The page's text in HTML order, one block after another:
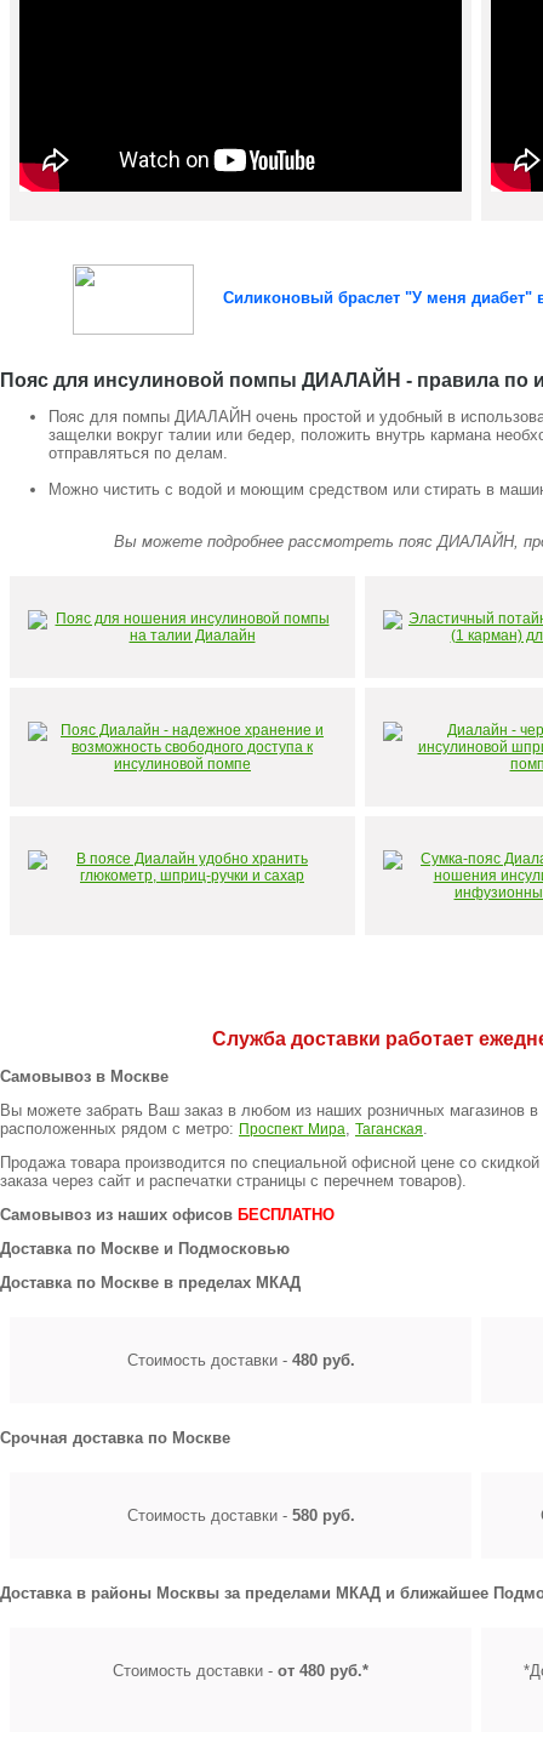
Силиконовый браслет "У меня диабет"
Пояс для инсулиновой помпы ДИАЛАЙН - правила по
Пояс для помпы ДИАЛАЙН очень простой и удобный в
защелки вокруг талии или бедер, положить внутрь кармана
отправляться по делам.
Можно чистить с водой и моющим средством или стирать в
Вы можете подробнее рассмотреть пояс ДИАЛАЙН,
Служба доставки работает
Самовывоз в Москве
Вы можете забрать Ваш заказ в любом из наших розничных магазинов в
расположенных рядом с метро: Проспект Мира Таганская
Продажа товара производится по специальной офисной цене со скидкой
заказа через сайт и распечатки страницы с перечнем товаров).
Самовывоз из наших офисов БЕСПЛАТНО
Доставка по Москве и Подмосковью
Доставка по Москве в пределах МКАД
Стоимость доставки - 480 руб.
Срочная доставка по Москве
Стоимость доставки - 580 руб.
Доставка в районы Москвы за пределами МКАД и ближайшее
Стоимость доставки - от 480 руб.*